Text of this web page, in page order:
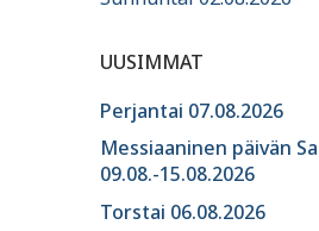
UUSIMMAT
Perjantai 07.08.2026
Messiaaninen päivän
09.08.-15.08.2026
Torstai 06.08.2026